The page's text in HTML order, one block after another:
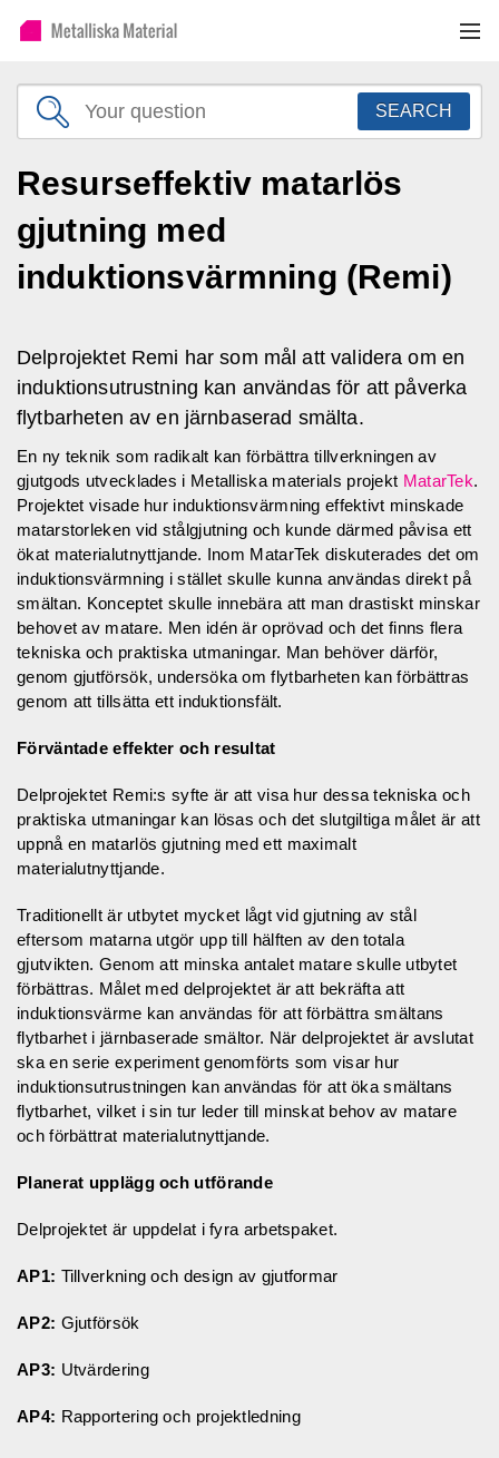
SEARCH
Resurseffektiv matarlös
gjutning med
induktionsvärmning (Remi)
Delprojektet Remi har som mål att validera om en
induktionsutrustning kan användas för att påverka
flytbarheten av en järnbaserad smälta.
En ny teknik som radikalt kan förbättra tillverkningen av
gjutgods utvecklades i Metalliska materials projekt MatarTek.
Projektet visade hur induktionsvärmning effektivt minskade
matarstorleken vid stålgjutning och kunde därmed påvisa ett
ökat materialutnyttjande. Inom MatarTek diskuterades det om
induktionsvärmning i stället skulle kunna användas direkt på
smältan. Konceptet skulle innebära att man drastiskt minskar
behovet av matare. Men idén är oprövad och det finns flera
tekniska och praktiska utmaningar. Man behöver därför,
genom gjutförsök, undersöka om flytbarheten kan förbättras
genom att tillsätta ett induktionsfält.
Förväntade effekter och resultat
Delprojektet Remi:s syfte är att visa hur dessa tekniska och
praktiska utmaningar kan lösas och det slutgiltiga målet är att
uppnå en matarlös gjutning med ett maximalt
materialutnyttjande.
Traditionellt är utbytet mycket lågt vid gjutning av stål
eftersom matarna utgör upp till hälften av den totala
gjutvikten. Genom att minska antalet matare skulle utbytet
förbättras. Målet med delprojektet är att bekräfta att
induktionsvärme kan användas för att förbättra smältans
flytbarhet i järnbaserade smältor. När delprojektet är avslutat
ska en serie experiment genomförts som visar hur
induktionsutrustningen kan användas för att öka smältans
flytbarhet, vilket i sin tur leder till minskat behov av matare
och förbättrat materialutnyttjande.
Planerat upplägg och utförande
Delprojektet är uppdelat i fyra arbetspaket.
AP1: Tillverkning och design av gjutformar
AP2: Gjutförsök
AP3: Utvärdering
AP4: Rapportering och projektledning